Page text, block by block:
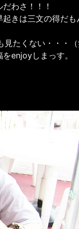
わさ！！！
きは三文の得だも
たくない・・・
enjoyしまっす。